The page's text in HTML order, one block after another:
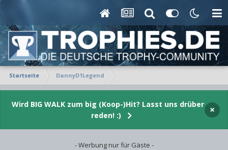
Startseite DannyD1Legend
Wird BIG WALK zum big (Koop-)Hit? Lasst uns drüber
reden! :)
×
- Werbung nur für Gäste -